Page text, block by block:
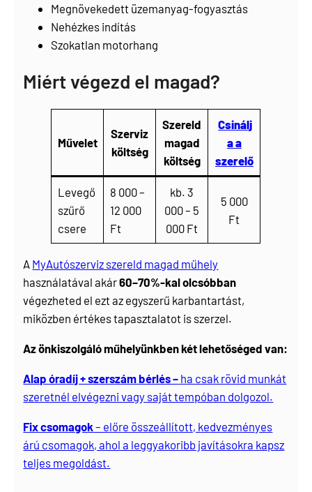
Megnövekedett üzemanyag-fogyasztás
Nehézkes indítás
Szokatlan motorhang
Miért végezd el magad?
Művelet
Szerviz
költség
Szereld
magad
költség
Csinálj
a a
szerelő
Levegő
szűrő
csere
8 000 –
12 000
Ft
kb. 3
000 – 5
000 Ft
5 000
Ft
A MyAutószerviz szereld magad műhely
használatával akár60–70%-kal olcsóbban
végezheted el ezt az egyszerű karbantartást,
miközben értékes tapasztalatot is szerzel.
Az önkiszolgáló műhelyünkben két lehetőséged van:
Alap óradíj + szerszám bérlés – ha csak rövid munkát
szeretnél elvégezni vagy saját tempóban dolgozol.
Fix csomagok – előre összeállított, kedvezményes
árú csomagok, ahol a leggyakoribb javításokra kapsz
teljes megoldást.